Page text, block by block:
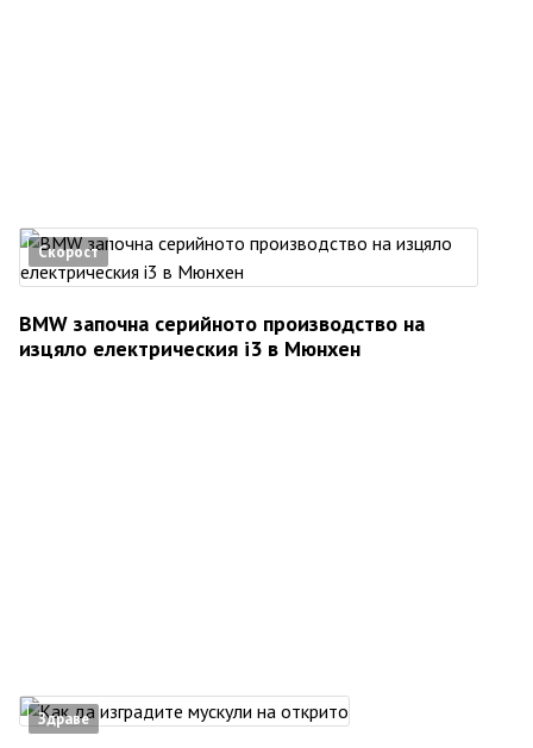
Скорост
BMW започна серийното производство на
изцяло електрическия i3 в Мюнхен
Здраве